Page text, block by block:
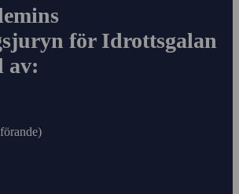
för Idrottsgalan
av: